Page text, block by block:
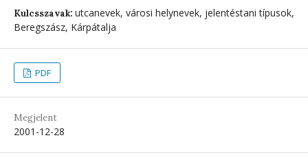
Kulcsszavak: utcanevek, városi helynevek, jelentéstani típusok,
Beregszász, Kárpátalja
PDF
Megjelent
2001-12-28